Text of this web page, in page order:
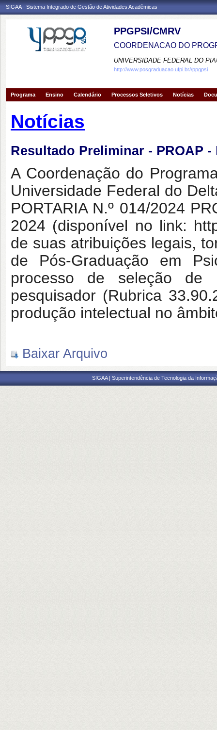
SIGAA - Sistema Integrado de Gestão de Atividades Acadêmicas
PPGPSI/CMRV
COORDENACAO DO
UNIVERSIDADE FEDERAL DO
http://www.posgraduacao.ufpi.br//ppgpsi
Programa Ensino Calendário Processos Seletivos Notícias
Notícias
Resultado Preliminar - PROAP -
A Coordenação do
Universidade Federal do
PORTARIA N.º 014/2024
2024 (disponível no link:
de suas atribuições legais,
de Pós-Graduação em
processo de seleção de
pesquisador (Rubrica
produção intelectual no
Baixar Arquivo
SIGAA | Superintendência de Tecnologia da